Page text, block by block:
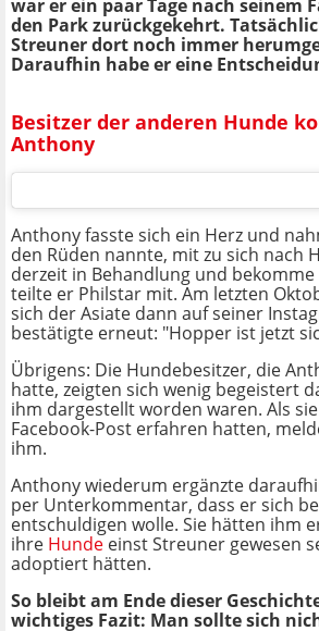
war er ein paar Tage nach seinem
den Park zurückgekehrt.
Streuner dort noch immer
Daraufhin habe er eine
Besitzer der anderen Hunde
Anthony
Anthony fasste sich ein Herz und
den Rüden nannte, mit zu sich nach
derzeit in Behandlung und
teilte er Philstar mit. Am letzten
sich der Asiate dann auf seiner
bestätigte erneut: "Hopper ist jetzt
Übrigens: Die Hundebesitzer, die
hatte, zeigten sich wenig begeistert
ihm dargestellt worden waren. Als
Facebook-Post erfahren hatten,
ihm.
Anthony wiederum ergänzte
per Unterkommentar, dass er sich
entschuldigen wolle. Sie hätten ihm
ihre Hunde einst Streuner gewesen
adoptiert hätten.
So bleibt am Ende dieser
wichtiges Fazit: Man sollte sich